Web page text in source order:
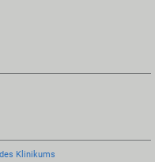
Klinikums